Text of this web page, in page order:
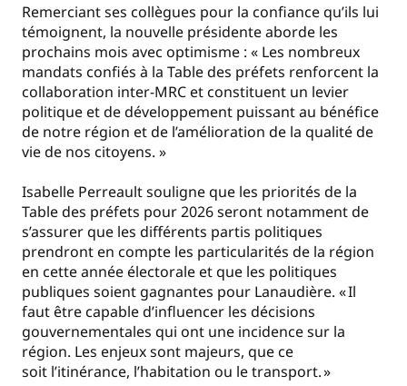
Remerciant ses collègues pour la confiance qu’ils lui
témoignent, la nouvelle présidente aborde les
prochains mois avec optimisme : « Les nombreux
mandats confiés à la Table des préfets renforcent la
collaboration inter-MRC et constituent un levier
politique et de développement puissant au bénéfice
de notre région et de l’amélioration de la qualité de
vie de nos citoyens. »
Isabelle Perreault souligne que les priorités de la
Table des préfets pour 2026 seront notamment de
s’assurer que les différents partis politiques
prendront en compte les particularités de la région
en cette année électorale et que les politiques
publiques soient gagnantes pour Lanaudière. « Il
faut être capable d’influencer les décisions
gouvernementales qui ont une incidence sur la
région. Les enjeux sont majeurs, que ce
soit l’itinérance, l’habitation ou le transport. »